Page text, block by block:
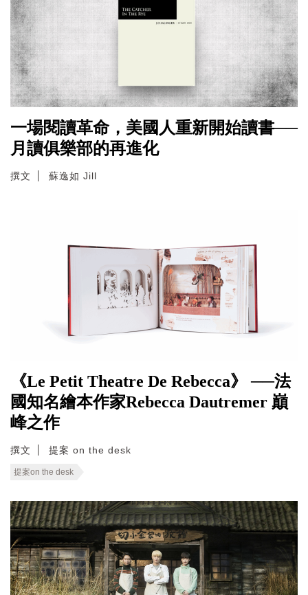
一場閱讀革命，美國人重新開始讀書──
月讀俱樂部的再進化
撰文 蘇逸如 Jill
《Le Petit Theatre De Rebecca》 ──法
國知名繪本作家Rebecca Dautremer 巔
峰之作
撰文 提案 on the desk
提案on the desk